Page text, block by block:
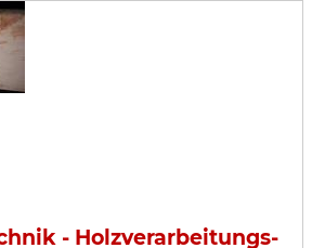
- Holzverarbeitungs-